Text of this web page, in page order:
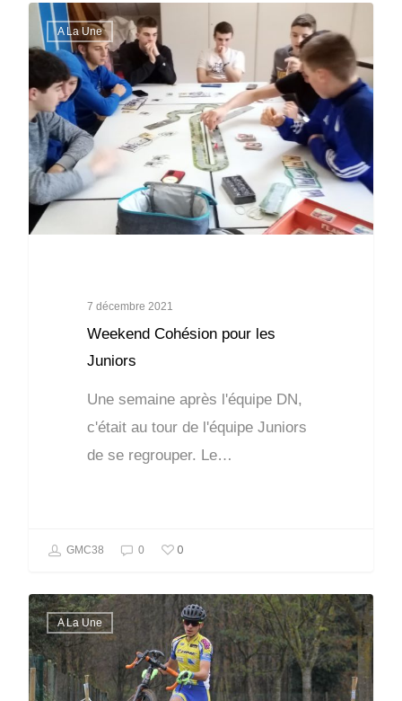
A La Une
7 décembre 2021
Weekend Cohésion pour les
Juniors
Une semaine après l'équipe DN,
c'était au tour de l'équipe Juniors
de se regrouper. Le…
GMC38 0 0
A La Une